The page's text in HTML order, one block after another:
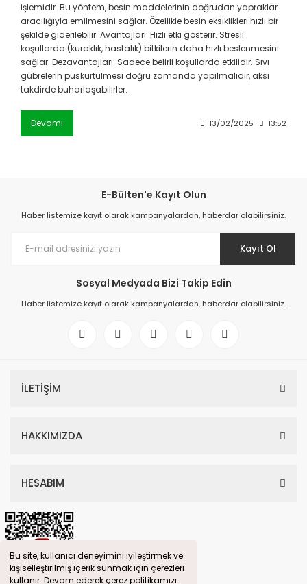
Bu site, kullanıcı deneyimini iyileştirmek ve
kişiselleştirilmiş içerik sunmak için çerezleri
kullanır. Devam ederek çerez politikamızı
işlemidir. Bu yöntem, besin maddelerinin doğrudan yapraklar
aracılığıyla emilmesini sağlar. Özellikle besin eksiklikleri hızlı bir
şekilde giderilebilir. Avantajları: Hızlı etki gösterir. Stresli
koşullarda (kuraklık, hastalık) bitkilerin daha hızlı beslenmesini
sağlar. Dezavantajları: Sadece belirli koşullarda etkilidir. Sıvı
gübrelerin püskürtülmesi doğru zamanda yapılmalıdır, aksi
takdirde buharlaşabilirler.
Devamı 13/02/2025 13:52
E-Bülten'e Kayıt Olun
Haber listemize kayıt olarak kampanyalardan, haberdar olabilirsiniz.
Kayıt Ol
Sosyal Medyada Bizi Takip Edin
Haber listemize kayıt olarak kampanyalardan, haberdar olabilirsiniz.
İLETİŞİM
HAKKIMIZDA
HESABIM